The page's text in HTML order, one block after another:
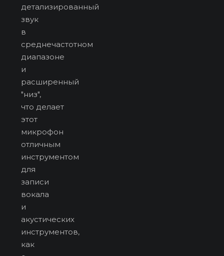
детализированный
звук
в
среднечастотном
диапазоне
и
расширенный
"низ",
что делает
этот
микрофон
отличным
инструментом
для
записи
вокала
и
акустических
инструментов,
как